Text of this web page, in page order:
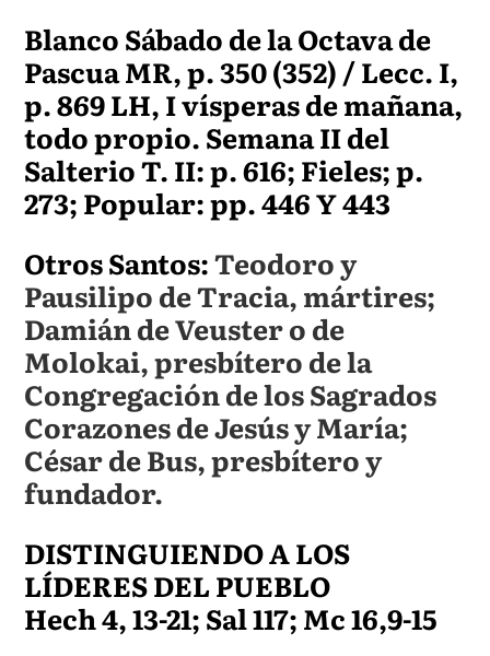
Blanco Sábado de la Octava de
Pascua MR, p. 350 (352) / Lecc. I,
p. 869 LH, I vísperas de mañana,
todo propio. Semana II del
Salterio T. II: p. 616; Fieles; p.
273; Popular: pp. 446 Y 443
Otros Santos:Teodoro y
Pausilipo de Tracia, mártires;
Damián de Veuster o de
Molokai, presbítero de la
Congregación de los Sagrados
Corazones de Jesús y María;
César de Bus, presbítero y
fundador.
DISTINGUIENDO A LOS
LÍDERES DEL PUEBLO
Hech 4, 13-21; Sal 117; Mc 16,9-15